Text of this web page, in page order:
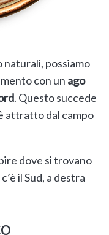
naturali, possiamo
con un ago
. Questo succede
attratto dal campo
dove si trovano
il Sud, a destra